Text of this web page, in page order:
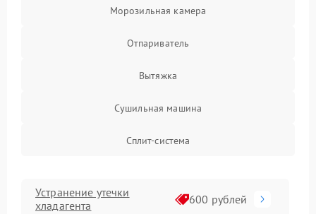
Морозильная камера
Отпариватель
Вытяжка
Сушильная машина
Сплит-система
Устранение утечки
хладагента
600 рублей